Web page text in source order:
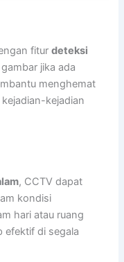
fiturdeteksi
jika ada
menghemat
kejadian
, CCTV dapat
kondisi
hari atau ruang
efektif di segala